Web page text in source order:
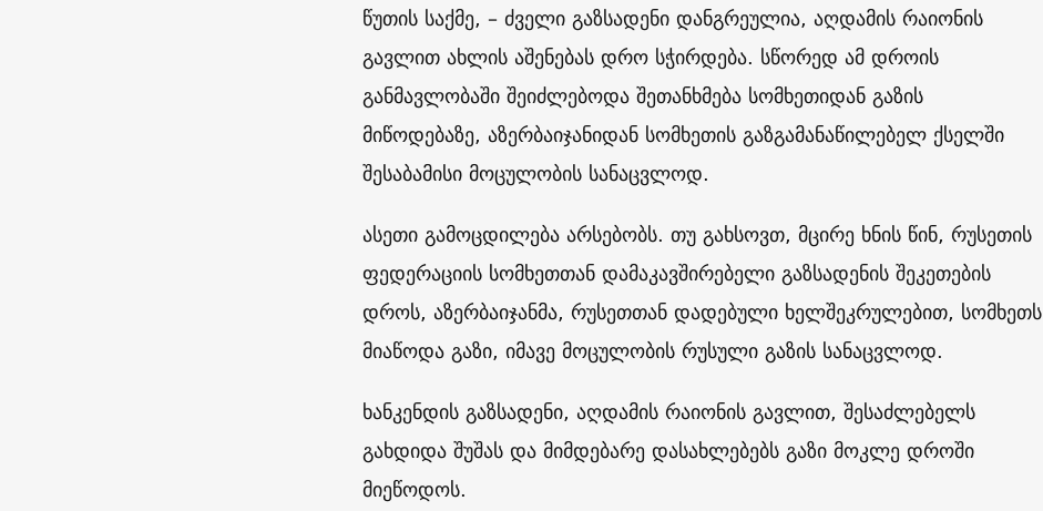
წუთის საქმე, – ძველი გაზსადენი დანგრეულია, აღდამის რაიონის
გავლით ახლის აშენებას დრო სჭირდება. სწორედ ამ დროის
განმავლობაში შეიძლებოდა შეთანხმება სომხეთიდან გაზის
მიწოდებაზე, აზერბაიჯანიდან სომხეთის გაზგამანაწილებელ ქსელში
შესაბამისი მოცულობის სანაცვლოდ.
ასეთი გამოცდილება არსებობს. თუ გახსოვთ, მცირე ხნის წინ, რუსეთის
ფედერაციის სომხეთთან დამაკავშირებელი გაზსადენის შეკეთების
დროს, აზერბაიჯანმა, რუსეთთან დადებული ხელშეკრულებით, სომხეთს
მიაწოდა გაზი, იმავე მოცულობის რუსული გაზის სანაცვლოდ.
ხანკენდის გაზსადენი, აღდამის რაიონის გავლით, შესაძლებელს
გახდიდა შუშას და მიმდებარე დასახლებებს გაზი მოკლე დროში
მიეწოდოს.